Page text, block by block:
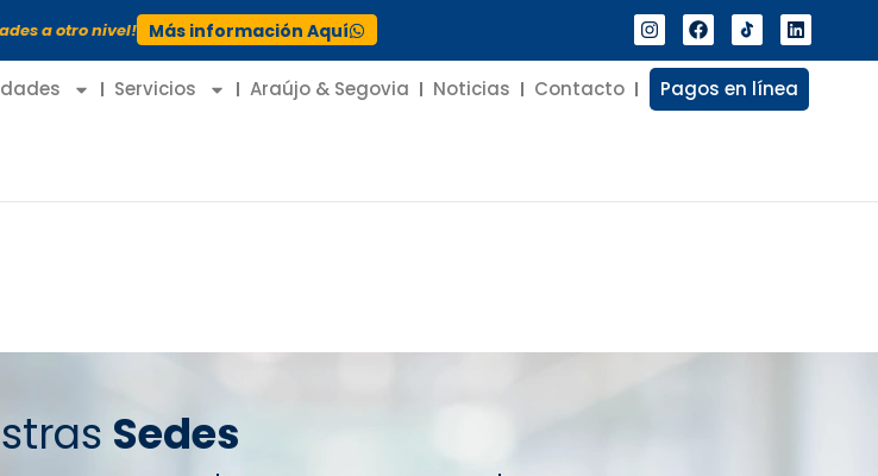
a otro nivel! Más información Aquí
Servicios Araújo & Segovia Noticias Contacto Pagos en línea
Sedes